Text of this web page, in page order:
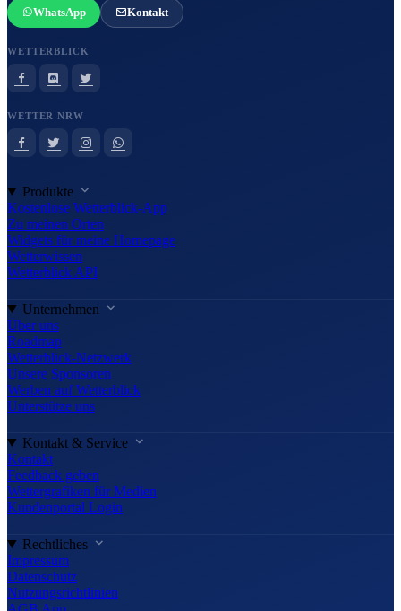
WhatsApp Kontakt
WETTERBLICK
WETTER NRW
Produkte
Kostenlose Wetterblick-App
Zu meinen Orten
Widgets für meine Homepage
Wetterwissen
Wetterblick API
Unternehmen
Über uns
Roadmap
Wetterblick-Netzwerk
Unsere Sponsoren
Werben auf Wetterblick
Unterstütze uns
Kontakt & Service
Kontakt
Feedback geben
Wettergrafiken für Medien
Kundenportal Login
Rechtliches
Impressum
Datenschutz
Nutzungsrichtlinien